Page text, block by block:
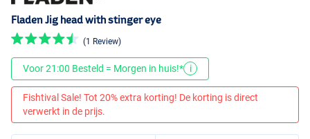
Fladen Jig head with stinger eye
(1 Review)
Voor 21:00 Besteld = Morgen in huis!* i
Fishtival Sale! Tot 20% extra korting! De korting is direct
verwerkt in de prijs.